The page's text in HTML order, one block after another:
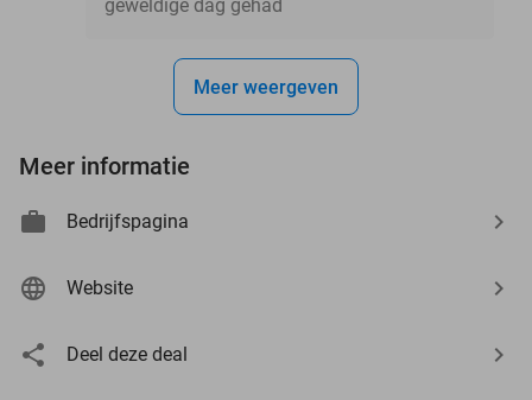
geweldige dag gehad
Meer weergeven
Meer informatie
Bedrijfspagina
Website
Deel deze deal